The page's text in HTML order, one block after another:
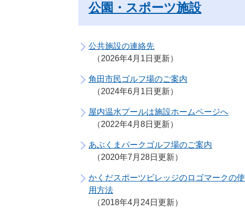
公園・スポーツ施設
公共施設の連絡先
2026年4月1日更新
角田市民ゴルフ場のご案内
2024年6月1日更新
屋内温水プールは施設ホームページへ
2022年4月8日更新
あぶくまパークゴルフ場のご案内
2020年7月28日更新
かくだスポーツビレッジのロゴマークの使
用方法
2018年4月24日更新